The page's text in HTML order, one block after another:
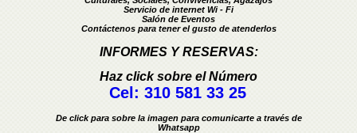
Servicio de internet Wi - Fi
Salón de Eventos
Contáctenos para tener el gusto de atenderlos
INFORMES Y RESERVAS:
Haz click sobre el Número
Cel: 310 581 33 25
De click para sobre la imagen para comunicarte a través de
Whatsapp